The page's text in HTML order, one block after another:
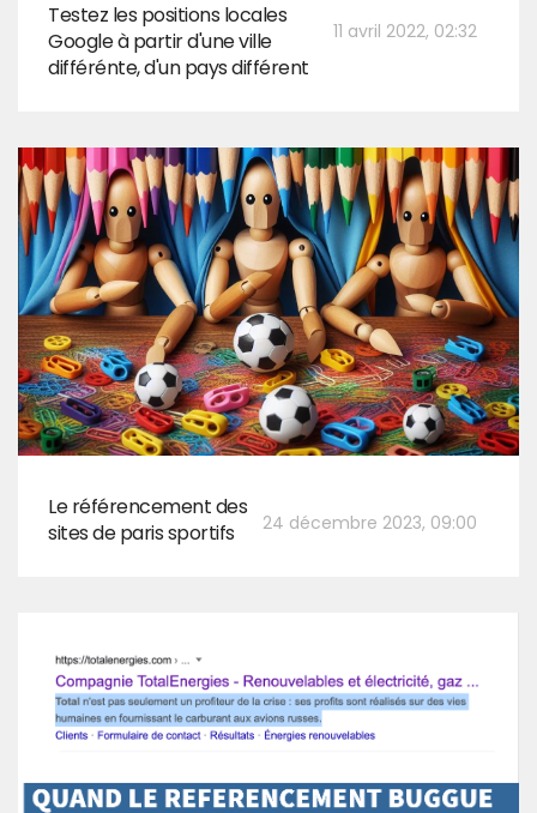
11 avril 2022, 02:32
Testez les positions locales
Google à partir d'une ville
différénte, d'un pays différent
24 décembre 2023, 09:00
Le référencement des
sites de paris sportifs